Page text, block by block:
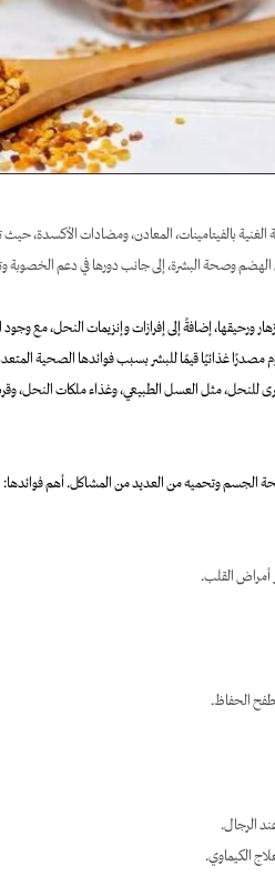
بالفيتامينات، المعادن، ومضادات الأكسدة،
وصحة البشرة، إلى جانب دورها في دعم الخصوبة
ورحيقها، إضافةً إلى إفرازات وإنزيمات النحل، مع
مصدرًا غذائيًا قيمًا للبشر بسبب فوائدها الصحية
للنحل، مثل العسل الطبيعي، وغذاء ملكات
الجسم وتحميه من العديد من المشاكل. أهم فوائدها:
أمراض القلب.
الحفاظ.
الرجال.
الكيماوي.